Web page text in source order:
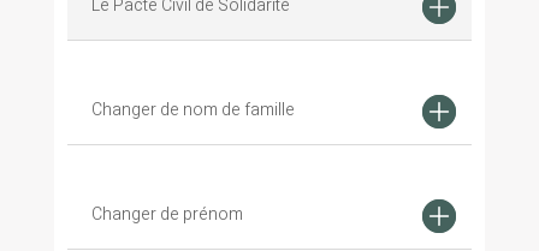
Le Pacte Civil de Solidarité
Changer de nom de famille
Changer de prénom